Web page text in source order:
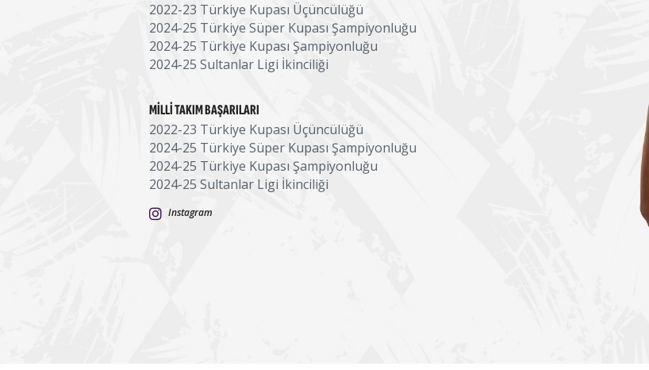
2022-23 Türkiye Kupası Üçüncülüğü
2024-25 Türkiye Süper Kupası Şampiyonluğu
2024-25 Türkiye Kupası Şampiyonluğu
2024-25 Sultanlar Ligi İkinciliği
MILLI TAKIM BAŞARILARI
2022-23 Türkiye Kupası Üçüncülüğü
2024-25 Türkiye Süper Kupası Şampiyonluğu
2024-25 Türkiye Kupası Şampiyonluğu
2024-25 Sultanlar Ligi İkinciliği
Instagram